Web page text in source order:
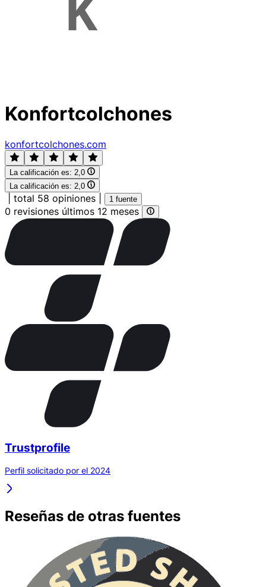
Konfortcolchones
konfortcolchones.com
La calificación es: 2,0
La calificación es: 2,0
total 58 opiniones 1 fuente
0 revisiones últimos 12 meses
Trustprofile
Perfil solicitado por el 2024
Reseñas de otras fuentes